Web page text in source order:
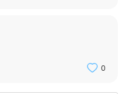
로 전환해 나아가며, 단일화된 프
스의 다양성과 다원적인 측면을
했던 ‘지방’에 관해 살펴보고,
0